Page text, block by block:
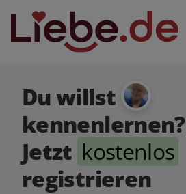
Du willst
kennenlernen?
Jetzt kostenlos
registrieren